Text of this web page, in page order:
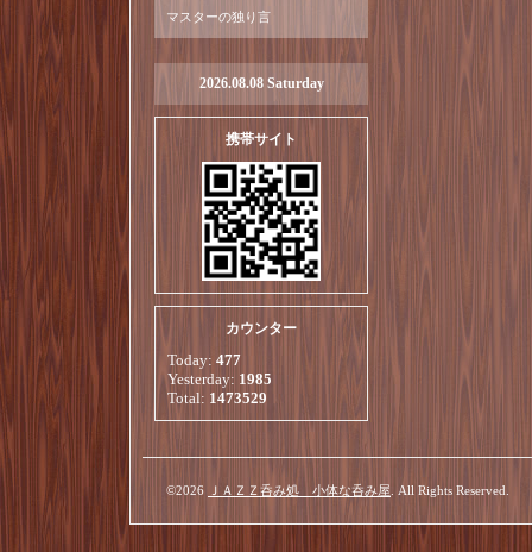
マスターの独り言
2026.08.08 Saturday
携帯サイト
カウンター
Today: 477
Yesterday: 1985
Total: 1473529
©2026 ＪＡＺＺ呑み処 小体な呑み屋 . All Rights Reserved.